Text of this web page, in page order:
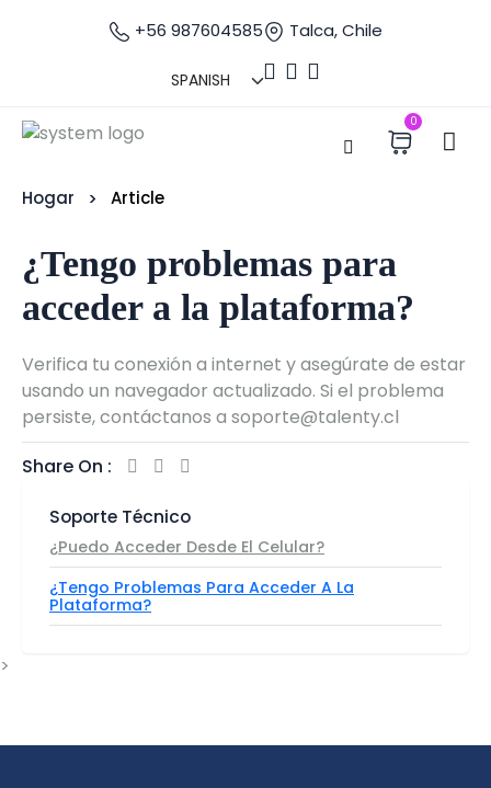
+56 987604585 Talca, Chile
0
Hogar Article
¿Tengo problemas para
acceder a la plataforma?
Verifica tu conexión a internet y asegúrate de estar
usando un navegador actualizado. Si el problema
persiste, contáctanos a soporte@talenty.cl
Share On :
Soporte Técnico
¿Puedo Acceder Desde El Celular?
¿Tengo Problemas Para Acceder A La
Plataforma?
>